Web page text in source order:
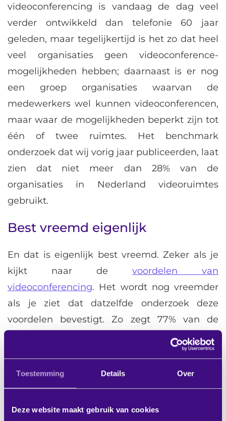
Toestemming Details Over
Deze website maakt gebruik van cookies
videoconferencing is vandaag de dag veel
verder ontwikkeld dan telefonie 60 jaar
geleden, maar tegelijkertijd is het zo dat heel
veel organisaties geen videoconference-
mogelijkheden hebben; daarnaast is er nog
een groep organisaties waarvan de
medewerkers wel kunnen videoconferencen,
maar waar de mogelijkheden beperkt zijn tot
één of twee ruimtes. Het benchmark
onderzoek dat wij vorig jaar publiceerden, laat
zien dat niet meer dan 28% van de
organisaties in Nederland videoruimtes
gebruikt.
Best vreemd eigenlijk
En dat is eigenlijk best vreemd. Zeker als je
kijkt naar de voordelen van
videoconferencing. Het wordt nog vreemder
als je ziet dat datzelfde onderzoek deze
voordelen bevestigt. Zo zegt 77% van de
organisaties die videoconferencing gebruiken,
dat de kennisdeling is verbeterd, 70%
bevestigt dat het contact met hun
en verblijven zijn gedaald (je kunt het